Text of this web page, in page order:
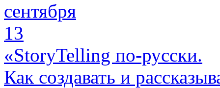
сентября
13
«StoryTelling по-русски.
Как создавать и